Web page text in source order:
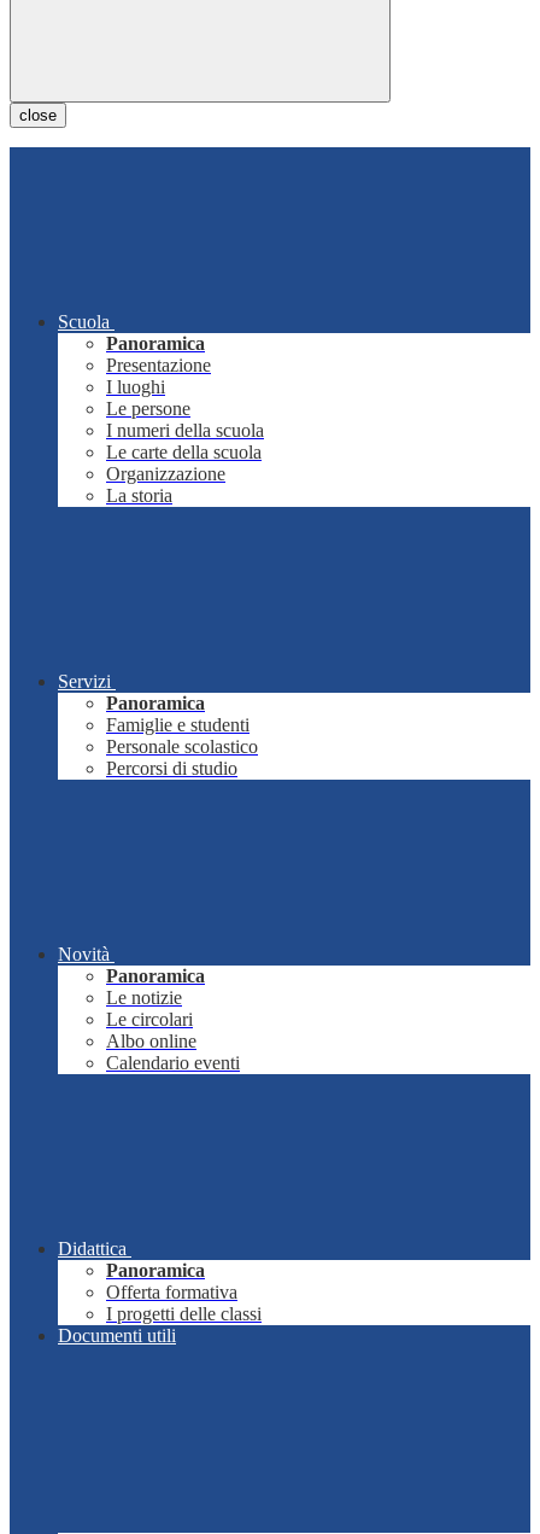
close
Scuola
Panoramica
Presentazione
I luoghi
Le persone
I numeri della scuola
Le carte della scuola
Organizzazione
La storia
Servizi
Panoramica
Famiglie e studenti
Personale scolastico
Percorsi di studio
Novità
Panoramica
Le notizie
Le circolari
Albo online
Calendario eventi
Didattica
Panoramica
Offerta formativa
I progetti delle classi
Documenti utili